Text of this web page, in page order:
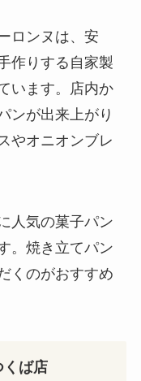
ロンヌは、安
作りする自家製
います。店内か
ンが出来上がり
やオニオンブレ
人気の菓子パン
。焼き立てパン
くのがおすすめ
くば店